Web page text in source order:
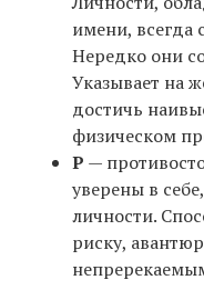
имени, всегда
Нередко они
Указывает на
достичь
физическом
Р —
уверены в
личности.
риску,